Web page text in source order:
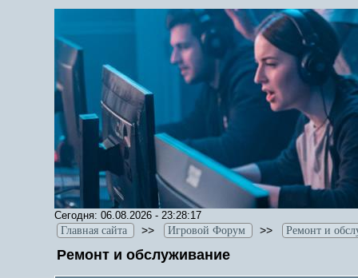
Сегодня: 06.08.2026 - 23:28:17
Главная сайта
>> Игровой Форум >> Ремонт и
Ремонт и обслуживание